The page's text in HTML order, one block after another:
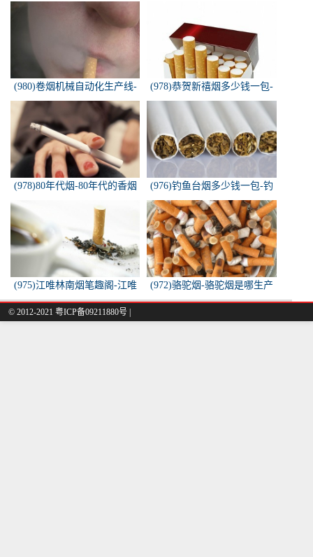
(980)卷烟机械自动化生产线-
中国烟草机械集团
(978)恭贺新禧烟多少钱一包-
恭贺新禧香烟有细支的多少钱
一盒？
(978)80年代烟-80年代的香烟
(976)钓鱼台烟多少钱一包-钓
鱼台烟多少钱一包
(975)江唯林南烟笔趣阁-江唯
林南烟小说叫什么名字？
(972)骆驼烟-骆驼烟是哪生产
的
© 2012-2021 粤ICP备09211880号 |